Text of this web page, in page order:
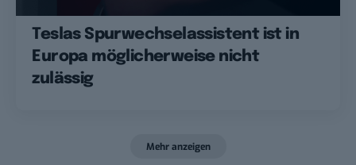
Teslas Spurwechselassistent ist in
Europa möglicherweise nicht
zulässig
Mehr anzeigen